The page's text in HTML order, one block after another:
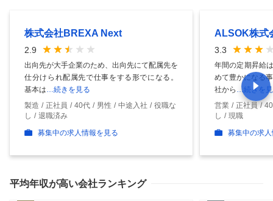
株式会社BREXA Next
2.9
出向先が大手企業のため、出向先にて配属先を
仕分けられ配属先で仕事をする形でになる。
基本は …続きを見る
製造
正社員 40代 男性 中途入社
役職な
し
退職済み
募集中の求人情報を見る
ALSOK株式
3.3
年間の定期昇給
めて豊かになる
社から
…続きを
営業
正社員
し
現職
募集中の求
平均年収が高い会社ランキング